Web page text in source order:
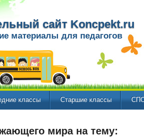
сайт Koncpekt.ru
материалы для педагогов
классы Старшие классы
мира на тему: